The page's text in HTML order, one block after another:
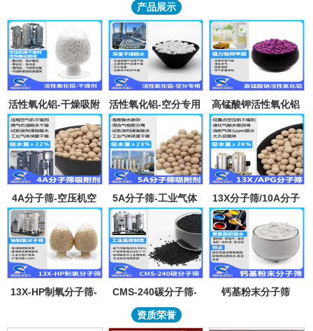
产品展示
活性氧化铝-干燥吸附
活性氧化铝-空分专用
吸附剂
高锰酸钾活性氧化铝
4A分子筛-空压机空
气气体吸水干燥颗粒-
溶剂试剂深度除水分
子筛吸附球
5A分子筛-工业气体
吸附纯化-溶剂深度除
水-混合气吸附分离
13X分子筛/10A分子
筛-lpglng燃气干燥除
异味除杂-空气低露点
干燥
13X-HP制氧分子筛-
筛95氧浓度-制氧钠分
CMS-240碳分子筛-
工业制氮机吸附剂炭
分子筛-99.999%浓度
钙基粉末分子筛
资质荣誉